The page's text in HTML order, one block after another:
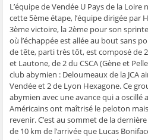
n
s
u
n
e
n
o
u
v
e
l
l
f
e
n
ê
t
r
s
u
n
e
n
o
u
v
e
e
e
n
ê
r
e
n
u
n
e
n
o
u
v
e
l
l
e
f
e
n
ê
t
r
L’équipe de Vendée U Pays de la Loire
cette 5ème étape, l’équipe dirigée par
3ème victoire, la 2ème pour son
où l’échappée est allée au bout sans
de tête, parti très tôt, est composé de
et Lautone, de 2 du CSCA (Gène et
club abymien : Deloumeaux de la JCA
Vendée et 2 de Lyon Hexagone. Ce
abymien avec une avance qui a oscillé
Américains ont maîtrisé le peloton
revenir. C’est au sommet de la
de 10 km de l’arrivée que Lucas